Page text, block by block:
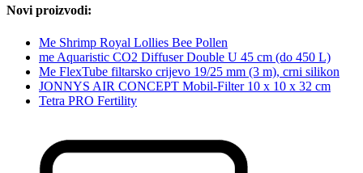
Novi proizvodi:
Me Shrimp Royal Lollies Bee Pollen
me Aquaristic CO2 Diffuser Double U 45 cm (do 450 L)
Me FlexTube filtarsko crijevo 19/25 mm (3 m), crni silikon
JONNYS AIR CONCEPT Mobil-Filter 10 x 10 x 32 cm
Tetra PRO Fertility